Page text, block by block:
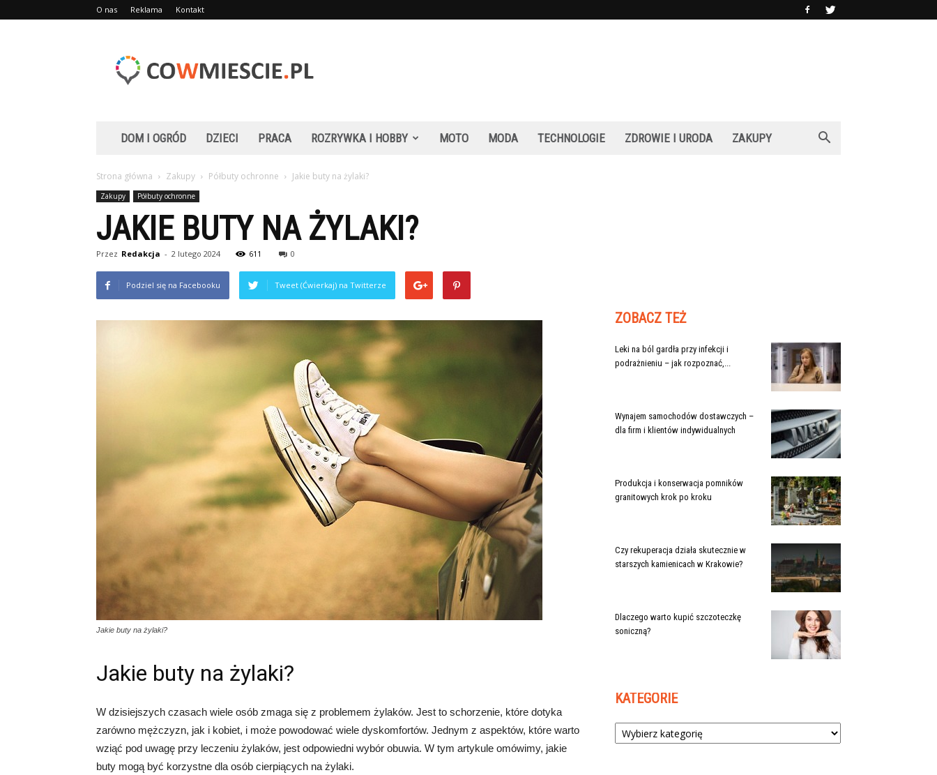
O nas Reklama Kontakt
DOM I OGRÓD DZIECI PRACA ROZRYWKA I HOBBY MOTO MODA TECHNOLOGIE ZDROWIE I URODA ZAKUPY
Strona główna Zakupy Półbuty ochronne Jakie buty na żylaki?
Zakupy Półbuty ochronne
JAKIE BUTY NA ŻYLAKI?
Przez Redakcja - 2 lutego 2024 611 0
Podziel się na Facebooku Tweet (Ćwierkaj) na Twitterze
Jakie buty na żylaki?
Jakie buty na żylaki?
W dzisiejszych czasach wiele osób zmaga się z problemem żylaków. Jest to schorzenie, które dotyka
zarówno mężczyzn, jak i kobiet, i może powodować wiele dyskomfortów. Jednym z aspektów, które warto
wziąć pod uwagę przy leczeniu żylaków, jest odpowiedni wybór obuwia. W tym artykule omówimy, jakie
buty mogą być korzystne dla osób cierpiących na żylaki.
ZOBACZ TEŻ
Leki na ból gardła przy infekcji i
podrażnieniu – jak rozpoznać,...
Wynajem samochodów dostawczych –
dla firm i klientów indywidualnych
Produkcja i konserwacja pomników
granitowych krok po kroku
Czy rekuperacja działa skutecznie w
starszych kamienicach w Krakowie?
Dlaczego warto kupić szczoteczkę
soniczną?
KATEGORIE
Kategorie